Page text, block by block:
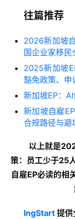
往篇推荐
2026新加坡
国企业家移民
2025新加坡
豁免政策、申
新加坡EP：
新加坡自雇
合规路径与避
以上就是
策：员工少于25
自雇EP必读的相
lngStart 提供